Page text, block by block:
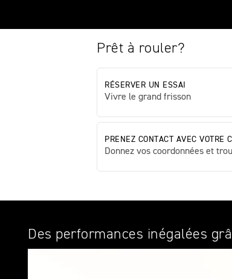
Prêt à rouler?
RÉSERVER UN ESSAI
Vivre le grand frisson
PRENEZ CONTACT AVEC VOTRE
Donnez vos coordonnées et
Des performances inégalées